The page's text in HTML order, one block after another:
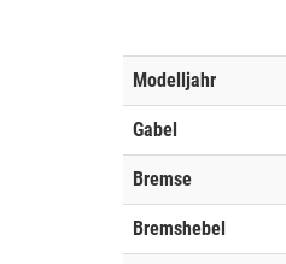
Modelljahr
Gabel
Bremse
Bremshebel